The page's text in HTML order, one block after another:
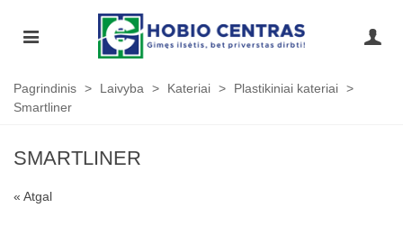
Pagrindinis > Laivyba > Kateriai > Plastikiniai kateriai >
Smartliner
SMARTLINER
« Atgal